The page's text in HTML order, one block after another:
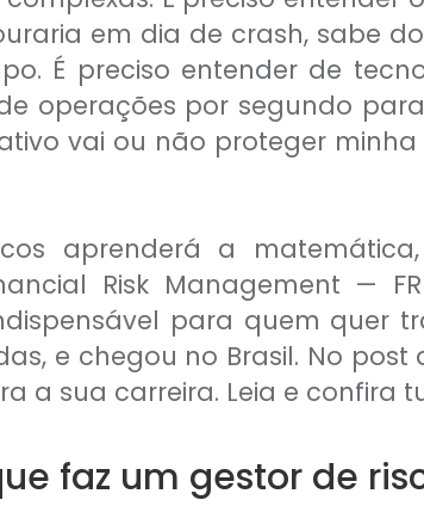
em dia de crash, sabe
É preciso entender de
operações por segundo
vai ou não proteger
aprenderá a
Risk Management —
para quem quer
e chegou no Brasil. No
a sua carreira. Leia e confira
faz um gestor de